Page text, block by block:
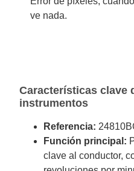
ve nada.
Características clave
instrumentos
Referencia:
Función principal:
clave al conductor,